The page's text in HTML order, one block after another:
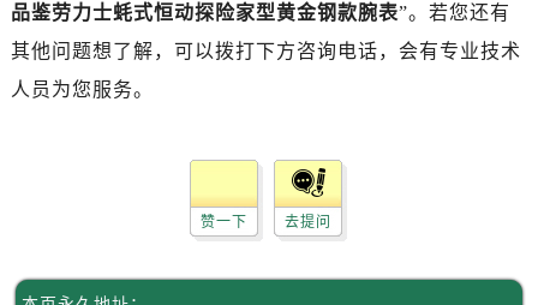
吉林省白山市浑江区浑江大街劳力士售后服务中心（需提前预约）
吉林省吉林市船营区河南街劳力士售后服务中心（需提前预约）
辽宁省鞍山市铁东区站前街劳力士售后服务中心（需提前预约）
品鉴劳力士蚝式恒动探险家型黄金钢款腕表”。若您还有
其他问题想了解，可以拨打下方咨询电话，会有专业技术
人员为您服务。
赞一下 去提问